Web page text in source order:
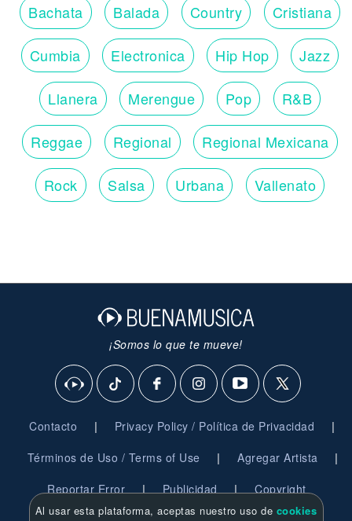
Bachata Balada Country Cristiana
Cumbia Electronica Hip Hop Jazz
Llanera Merengue Pop R&B
Reggae Regional Regional Mexicana
Rock Salsa Urbana Vallenato
¡Somos lo que te mueve!
Contacto | Privacy Policy / Política de Privacidad |
Términos de Uso / Terms of Use | Agregar Artista |
Reportar Error | Publicidad | Copyright
Al usar esta plataforma, aceptas nuestro uso de cookies